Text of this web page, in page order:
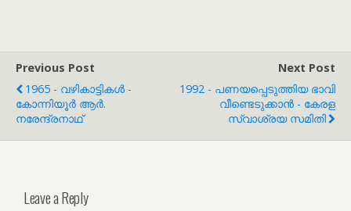
Previous Post
1965 - വഴികാട്ടികൾ -
കോന്നിയൂർ ആർ.
നരേന്ദ്രനാഥ്
Next Post
1992 - പണയപ്പെടുത്തിയ ഭാവി
വീണ്ടെടുക്കാൻ - കേരള
സ്വാശ്രയ സമിതി
Leave a Reply